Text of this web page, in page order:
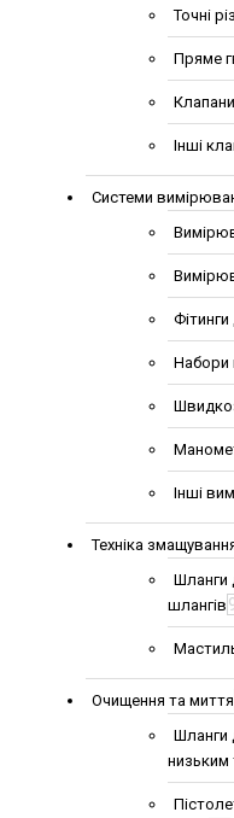
Точні
Пряме
Інші
Системи
Набори
Інші
Техніка
Шланги
шлангів
Очищення та миття
Шланги
низьким